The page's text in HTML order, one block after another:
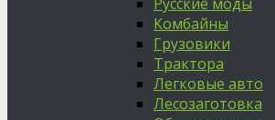
Комбайны
Грузовики
Трактора
Легковые авто
Лесозаготовка